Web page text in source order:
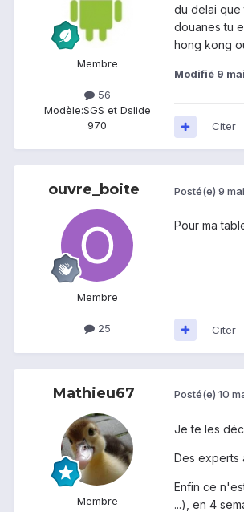
Membre
56
Modèle:SGS et Dslide
970
du delai que
douanes tu
hong kong
Modifié 9
Citer
ouvre_boite
Membre
25
Posté(e) 9
Pour ma
Citer
Mathieu67
Membre
Posté(e) 10
Je te les
Des experts
Enfin ce
...), en 4